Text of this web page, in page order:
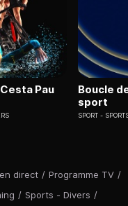
direct / Programme TV /
/ Sports - Divers /
Pau
Boucle
sport
SPORT